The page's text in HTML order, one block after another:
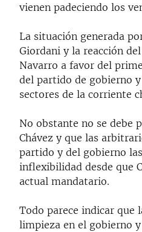
vienen padeciendo los
La situación generada
Giordani y la reacción
Navarro a favor del
del partido de gobierno
sectores de la corriente
No obstante no se debe
Chávez y que las
partido y del gobierno
inflexibilidad desde que
actual mandatario.
Todo parece indicar que
limpieza en el gobierno